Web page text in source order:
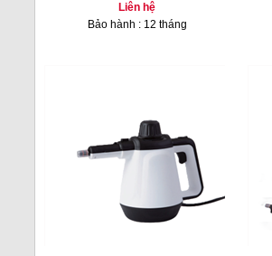
Liên hệ
Bảo hành : 12 tháng